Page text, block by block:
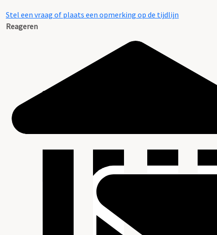
Stel een vraag of plaats een opmerking op de tijdlijn
Reageren